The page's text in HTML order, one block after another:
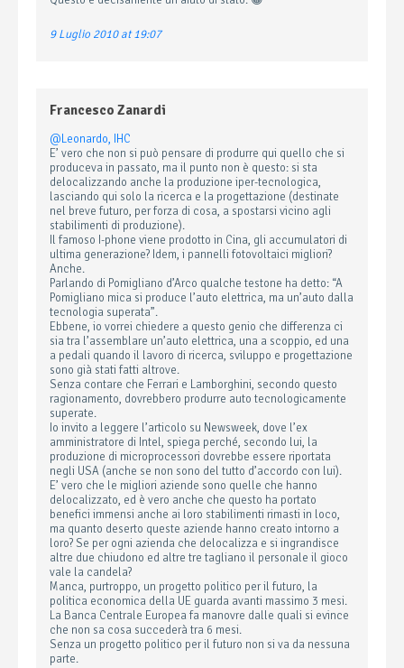
9 Luglio 2010 at 19:07
Francesco Zanardi
@Leonardo, IHC
E’ vero che non si può pensare di produrre qui quello che si
produceva in passato, ma il punto non è questo: si sta
delocalizzando anche la produzione iper-tecnologica,
lasciando qui solo la ricerca e la progettazione (destinate
nel breve futuro, per forza di cosa, a spostarsi vicino agli
stabilimenti di produzione).
Il famoso I-phone viene prodotto in Cina, gli accumulatori di
ultima generazione? Idem, i pannelli fotovoltaici migliori?
Anche.
Parlando di Pomigliano d’Arco qualche testone ha detto: “A
Pomigliano mica si produce l’auto elettrica, ma un’auto dalla
tecnologia superata”.
Ebbene, io vorrei chiedere a questo genio che differenza ci
sia tra l’assemblare un’auto elettrica, una a scoppio, ed una
a pedali quando il lavoro di ricerca, sviluppo e progettazione
sono già stati fatti altrove.
Senza contare che Ferrari e Lamborghini, secondo questo
ragionamento, dovrebbero produrre auto tecnologicamente
superate.
Io invito a leggere l’articolo su Newsweek, dove l’ex
amministratore di Intel, spiega perché, secondo lui, la
produzione di microprocessori dovrebbe essere riportata
negli USA (anche se non sono del tutto d’accordo con lui).
E’ vero che le migliori aziende sono quelle che hanno
delocalizzato, ed è vero anche che questo ha portato
benefici immensi anche ai loro stabilimenti rimasti in loco,
ma quanto deserto queste aziende hanno creato intorno a
loro? Se per ogni azienda che delocalizza e si ingrandisce
altre due chiudono ed altre tre tagliano il personale il gioco
vale la candela?
Manca, purtroppo, un progetto politico per il futuro, la
politica economica della UE guarda avanti massimo 3 mesi.
La Banca Centrale Europea fa manovre dalle quali si evince
che non sa cosa succederà tra 6 mesi.
Senza un progetto politico per il futuro non si va da nessuna
parte.